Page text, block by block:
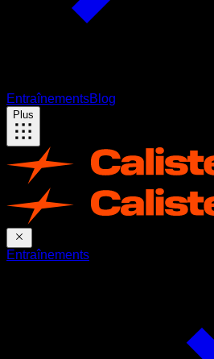
EntraînementsBlog
Plus
Entraînements